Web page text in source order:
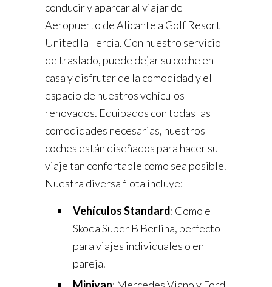
conducir y aparcar al viajar de
Aeropuerto de Alicante a Golf Resort
United la Tercia. Con nuestro servicio
de traslado, puede dejar su coche en
casa y disfrutar de la comodidad y el
espacio de nuestros vehículos
renovados. Equipados con todas las
comodidades necesarias, nuestros
coches están diseñados para hacer su
viaje tan confortable como sea posible.
Nuestra diversa flota incluye:
Vehículos Standard: Como el
Skoda Super B Berlina, perfecto
para viajes individuales o en
pareja.